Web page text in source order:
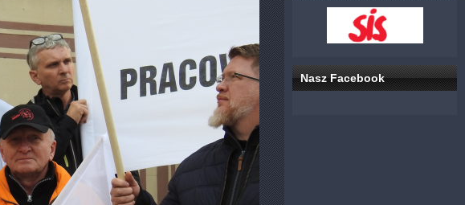
Nasz Facebook